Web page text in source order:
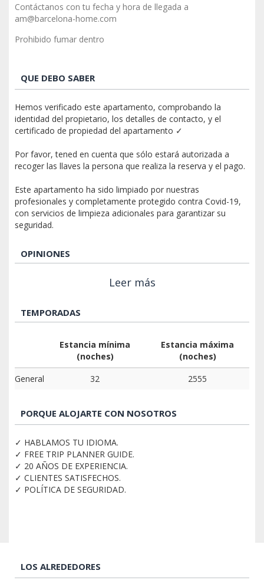
Contáctanos con tu fecha y hora de llegada a
am@barcelona-home.com
Prohibido fumar dentro
QUE DEBO SABER
Hemos verificado este apartamento, comprobando la
identidad del propietario, los detalles de contacto, y el
certificado de propiedad del apartamento ✓
Por favor, tened en cuenta que sólo estará autorizada a
recoger las llaves la persona que realiza la reserva y el pago.
Este apartamento ha sido limpiado por nuestras
profesionales y completamente protegido contra Covid-19,
con servicios de limpieza adicionales para garantizar su
seguridad.
OPINIONES
Leer más
TEMPORADAS
Estancia mínima
(noches)
Estancia máxima
(noches)
General
32 2555
PORQUE ALOJARTE CON NOSOTROS
✓ HABLAMOS TU IDIOMA.
✓ FREE TRIP PLANNER GUIDE.
✓ 20 AÑOS DE EXPERIENCIA.
✓ CLIENTES SATISFECHOS.
✓ POLÍTICA DE SEGURIDAD.
LOS ALREDEDORES